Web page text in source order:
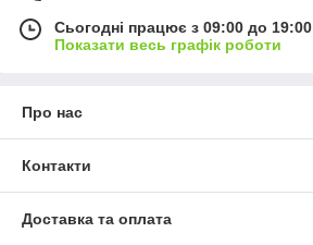
Сьогодні працює з 09:00 до 19:00
Показати весь графік роботи
Про нас
Контакти
Доставка та оплата